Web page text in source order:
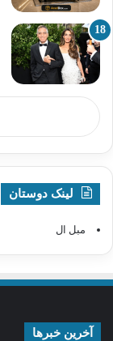
لینک دوستان
مبل ال
آخرین خبرها